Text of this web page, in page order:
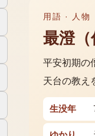
用語 · 人物
最澄（
平安初期の
天台の教え
生没年